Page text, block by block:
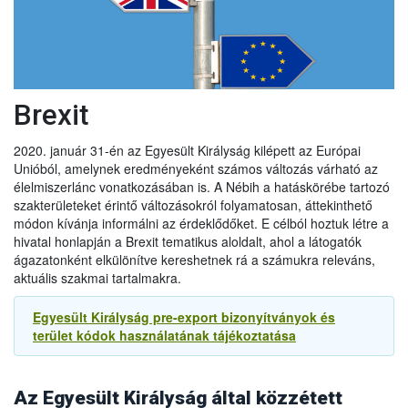
Brexit
2020. január 31-én az Egyesült Királyság kilépett az Európai
Unióból, amelynek eredményeként számos változás várható az
élelmiszerlánc vonatkozásában is. A Nébih a hatáskörébe tartozó
szakterületeket érintő változásokról folyamatosan, áttekinthető
módon kívánja informálni az érdeklődőket. E célból hoztuk létre a
hivatal honlapján a Brexit tematikus aloldalt, ahol a látogatók
ágazatonként elkülönítve kereshetnek rá a számukra releváns,
aktuális szakmai tartalmakra.
Egyesült Királyság pre-export bizonyítványok és
terület kódok használatának tájékoztatása
Az Egyesült Királyság által közzétett
árucikkeket az EU-ból Nagy-Britanniába 2022. június 30-ig:
● hűtött és fagyasztott darált baromfihús, és
● hűtött húskészítmények
Ez lehetővé teszi, hogy 2022. június 30-ig folytatódjon az
említett termékek kereskedelme az EU-ból.
2021.09.14
Újabb UK halasztás a növény és állategészsgügyi
ellenőrzésben
Az Egyesült Királyság kormánya úgy döntött, hogy tovább
halasztja az új ellenőrzések egyes elemeit, különösen az
egészségügyi és növény-egészségügyi árukkal
kapcsolatosakat. Ennek megfelelően:
- Az agrár-élelmiszeripari termékek behozatalának előzetes
bejelentésére vonatkozó követelményt 2021. október 1-jével
szemben2022. január 1-jénvezetik be.
- Az export egészségügyi bizonyítványokra vonatkozó új
bevezetni, most2022. július 1-jénvezetik be.
2022.01.01
Exportőrök, áruszállítmányozók és logisztikai
mezőgazdasági és környezetügyi szakdiplomata tájékoztatása